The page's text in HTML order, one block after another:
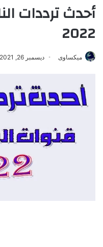
أحدث ترددات
2022
ميكساوى ديسمبر 26, 2021